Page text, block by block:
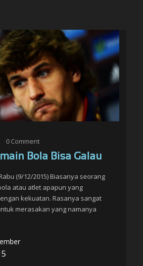
0 Comment
Bola Bisa Galau
(9/12/2015) Biasanya seorang
atau atlet apapun yang
kekuatan. Rasanya sangat
merasakan yang namanya